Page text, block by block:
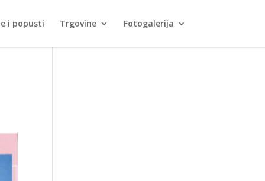
i popusti Trgovine Fotogalerija